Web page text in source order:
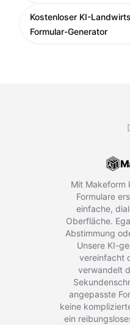
Kostenloser KI-
Formular-Generator
Mit Makeform
Formulare
einfache,
Oberfläche.
Abstimmung
Unsere KI-
vereinfacht
verwandelt
angepasste
keine
ein